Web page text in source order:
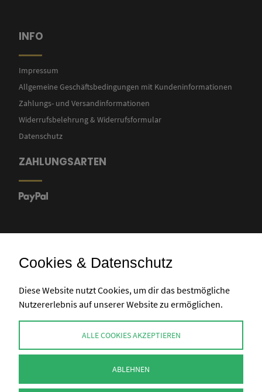
INFO
Impressum
Allgemeine Geschäftsbedingungen mit Kundeninformationen
Zahlungs- und Versandinformationen
Widerrufsbelehrung & Widerrufsformular
Datenschutz
ZAHLUNGSARTEN
info@perlenpresse.de
Vertrag widerrufen
Cookies & Datenschutz
Diese Website nutzt Cookies, um dir das bestmögliche
Nutzererlebnis auf unserer Website zu ermöglichen.
ALLE COOKIES AKZEPTIEREN
ABLEHNEN